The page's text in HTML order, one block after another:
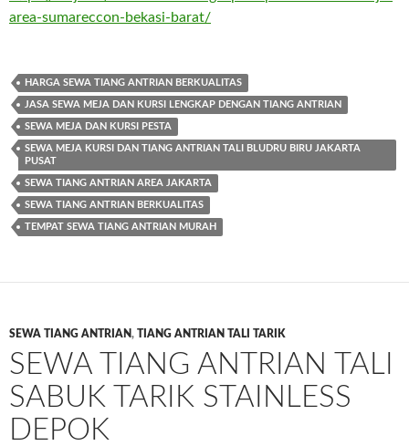
area-sumareccon-bekasi-barat/
HARGA SEWA TIANG ANTRIAN BERKUALITAS
JASA SEWA MEJA DAN KURSI LENGKAP DENGAN TIANG ANTRIAN
SEWA MEJA DAN KURSI PESTA
SEWA MEJA KURSI DAN TIANG ANTRIAN TALI BLUDRU BIRU JAKARTA
PUSAT
SEWA TIANG ANTRIAN AREA JAKARTA
SEWA TIANG ANTRIAN BERKUALITAS
TEMPAT SEWA TIANG ANTRIAN MURAH
SEWA TIANG ANTRIAN, TIANG ANTRIAN TALI TARIK
SEWA TIANG ANTRIAN TALI
SABUK TARIK STAINLESS
DEPOK